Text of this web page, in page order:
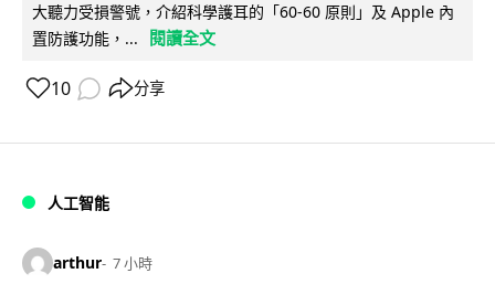
大聽力受損警號，介紹科學護耳的「60-60 原則」及 Apple 內
置防護功能，...
閱讀全文
10 分享
人工智能
arthur 7 小時